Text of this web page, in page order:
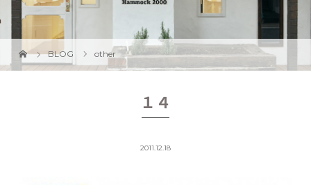
BLOG other
１４
2011.12.18